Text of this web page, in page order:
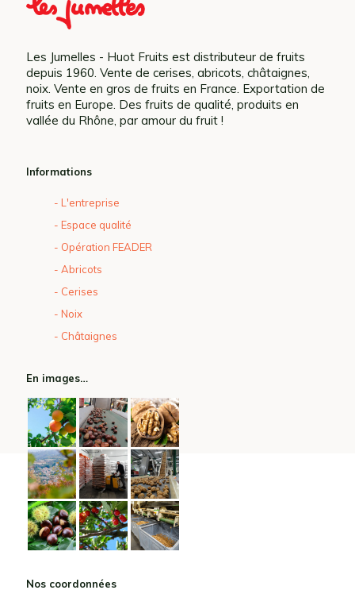
Les Jumelles - Huot Fruits est distributeur de fruits
depuis 1960. Vente de cerises, abricots, châtaignes,
noix. Vente en gros de fruits en France. Exportation de
fruits en Europe. Des fruits de qualité, produits en
vallée du Rhône, par amour du fruit !
Informations
- L'entreprise
- Espace qualité
- Opération FEADER
- Abricots
- Cerises
- Noix
- Châtaignes
En images…
Nos coordonnées